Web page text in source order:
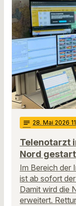
notes 28. Mai 2026
Telenotarzt
Nord
Im Bereich der
ist ab sofort
Damit wird die
erweitert.